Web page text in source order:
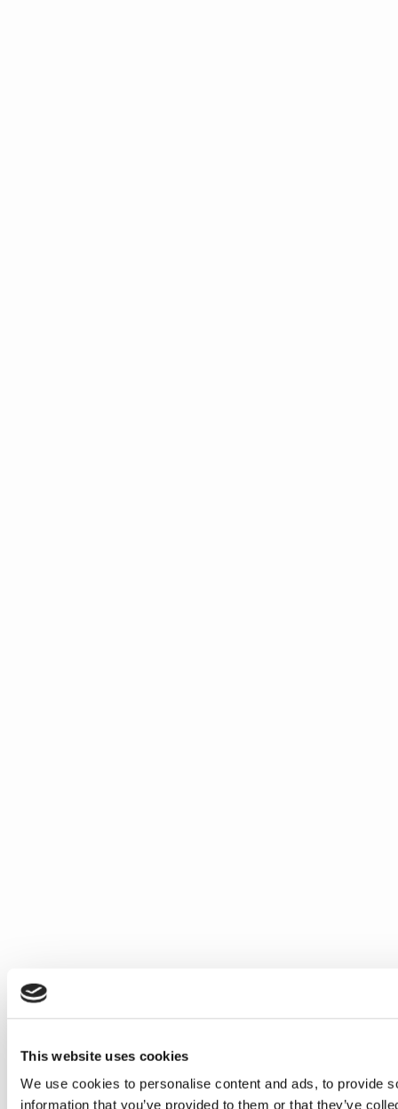
This website uses cookies
We use cookies to personalise content and ads, to provide
information that you’ve provided to them or that they’ve